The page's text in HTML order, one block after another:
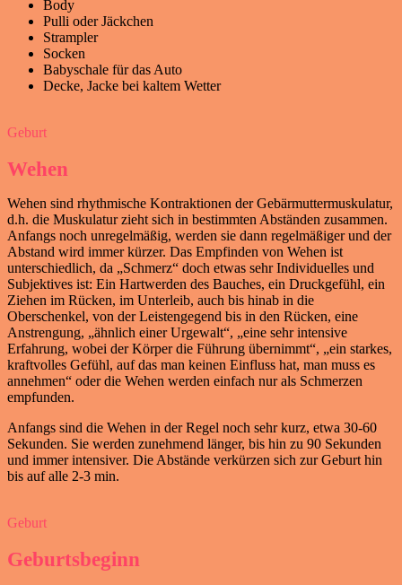
Body
Pulli oder Jäckchen
Strampler
Socken
Babyschale für das Auto
Decke, Jacke bei kaltem Wetter
Geburt
Wehen
Wehen sind rhythmische Kontraktionen der Gebärmuttermuskulatur,
d.h. die Muskulatur zieht sich in bestimmten Abständen zusammen.
Anfangs noch unregelmäßig, werden sie dann regelmäßiger und der
Abstand wird immer kürzer. Das Empfinden von Wehen ist
unterschiedlich, da „Schmerz“ doch etwas sehr Individuelles und
Subjektives ist: Ein Hartwerden des Bauches, ein Druckgefühl, ein
Ziehen im Rücken, im Unterleib, auch bis hinab in die
Oberschenkel, von der Leistengegend bis in den Rücken, eine
Anstrengung, „ähnlich einer Urgewalt“, „eine sehr intensive
Erfahrung, wobei der Körper die Führung übernimmt“, „ein starkes,
kraftvolles Gefühl, auf das man keinen Einfluss hat, man muss es
annehmen“ oder die Wehen werden einfach nur als Schmerzen
empfunden.
Anfangs sind die Wehen in der Regel noch sehr kurz, etwa 30-60
Sekunden. Sie werden zunehmend länger, bis hin zu 90 Sekunden
und immer intensiver. Die Abstände verkürzen sich zur Geburt hin
bis auf alle 2-3 min.
Geburt
Geburtsbeginn